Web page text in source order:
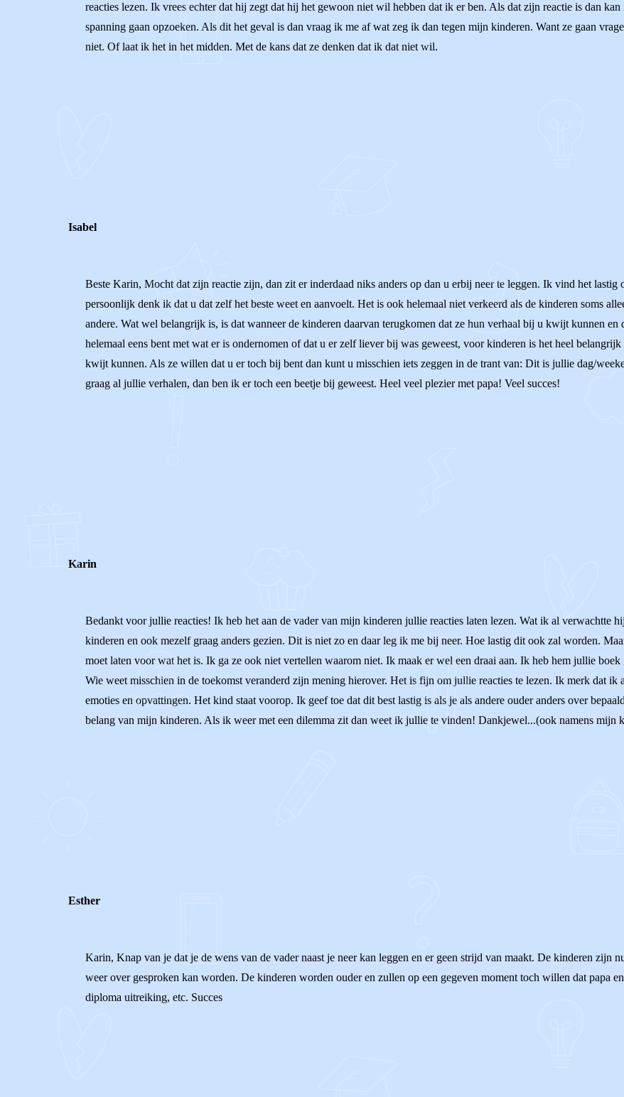
reacties lezen. Ik vrees echter dat hij zegt dat hij het gewoon niet wil hebben dat ik er ben. Als dat zijn reactie is dan
spanning gaan opzoeken. Als dit het geval is dan vraag ik me af wat zeg ik dan tegen mijn kinderen. Want ze gaan
niet. Of laat ik het in het midden. Met de kans dat ze denken dat ik dat niet wil.
Isabel
Beste Karin, Mocht dat zijn reactie zijn, dan zit er inderdaad niks anders op dan u erbij neer te leggen. Ik vind het lastig
persoonlijk denk ik dat u dat zelf het beste weet en aanvoelt. Het is ook helemaal niet verkeerd als de kinderen soms
andere. Wat wel belangrijk is, is dat wanneer de kinderen daarvan terugkomen dat ze hun verhaal bij u kwijt kunnen en
helemaal eens bent met wat er is ondernomen of dat u er zelf liever bij was geweest, voor kinderen is het heel
kwijt kunnen. Als ze willen dat u er toch bij bent dan kunt u misschien iets zeggen in de trant van: Dit is jullie dag/
graag al jullie verhalen, dan ben ik er toch een beetje bij geweest. Heel veel plezier met papa! Veel succes!
Karin
Bedankt voor jullie reacties! Ik heb het aan de vader van mijn kinderen jullie reacties laten lezen. Wat ik al verwachtte
kinderen en ook mezelf graag anders gezien. Dit is niet zo en daar leg ik me bij neer. Hoe lastig dit ook zal worden.
moet laten voor wat het is. Ik ga ze ook niet vertellen waarom niet. Ik maak er wel een draai aan. Ik heb hem jullie boek
Wie weet misschien in de toekomst veranderd zijn mening hierover. Het is fijn om jullie reacties te lezen. Ik merk dat ik
emoties en opvattingen. Het kind staat voorop. Ik geef toe dat dit best lastig is als je als andere ouder anders over
belang van mijn kinderen. Als ik weer met een dilemma zit dan weet ik jullie te vinden! Dankjewel...(ook namens mijn
Esther
Karin, Knap van je dat je de wens van de vader naast je neer kan leggen en er geen strijd van maakt. De kinderen zijn
weer over gesproken kan worden. De kinderen worden ouder en zullen op een gegeven moment toch willen dat papa
diploma uitreiking, etc. Succes